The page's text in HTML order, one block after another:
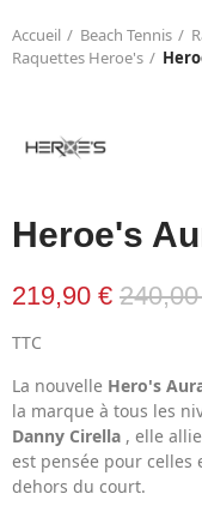
Accueil Beach Tennis
Raquettes Heroe's
Heroe's
219,90 €
TTC
La nouvelle Hero's
la marque à tous les
Danny Cirella , elle allie
est pensée pour
dehors du court.